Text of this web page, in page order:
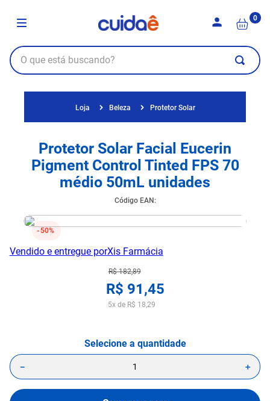
0
Beleza Protetor Solar
Protetor Solar Facial Eucerin
Pigment Control Tinted FPS 70
médio 50mL unidades
Código EAN :
50%
Vendido e entregue porXis Farmácia
5x de R$ 18,29
R$ 91,45
R$ 182,89
＋
－